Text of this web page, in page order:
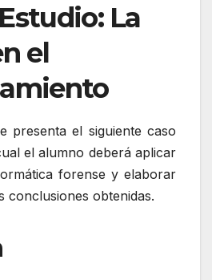
La
el
presenta el siguiente caso
el alumno deberá aplicar
forense y elaborar
conclusiones obtenidas.